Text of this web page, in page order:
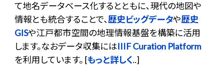
て地名データベース化するとともに、現代の地図や
情報とも統合することで、歴史ビッグデータや歴史
GISや江戸都市空間の地理情報基盤を構築に活用
します。なおデータ収集にはIIIF Curation Platform
を利用しています。 [もっと詳しく..]